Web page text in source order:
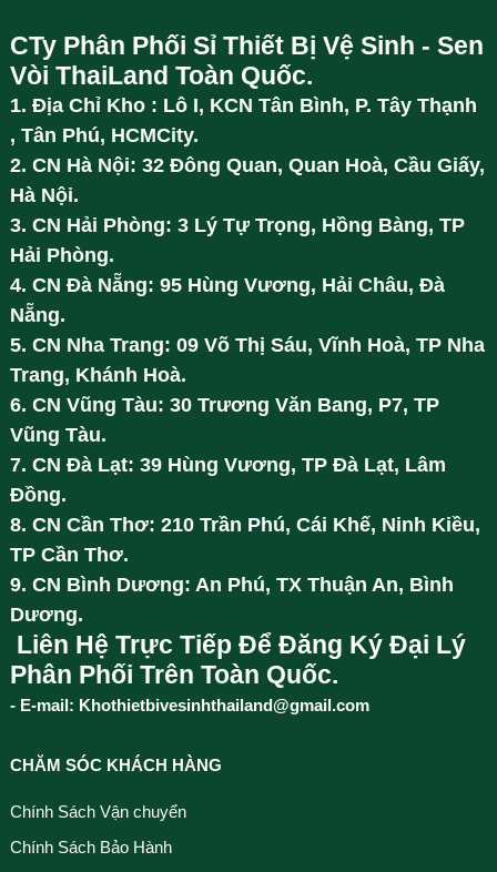
CTy Phân Phối Sỉ Thiết Bị Vệ Sinh - Sen
Vòi ThaiLand Toàn Quốc.
1. Địa Chỉ Kho : Lô I, KCN Tân Bình, P. Tây Thạnh
, Tân Phú, HCMCity.
2. CN Hà Nội: 32 Đông Quan, Quan Hoà, Cầu Giấy,
Hà Nội.
3. CN Hải Phòng: 3 Lý Tự Trọng, Hồng Bàng, TP
Hải Phòng.
4. CN Đà Nẵng: 95 Hùng Vương, Hải Châu, Đà
Nẵng.
5. CN Nha Trang: 09 Võ Thị Sáu, Vĩnh Hoà, TP Nha
Trang, Khánh Hoà.
6. CN Vũng Tàu: 30 Trương Văn Bang, P7, TP
Vũng Tàu.
7. CN Đà Lạt: 39 Hùng Vương, TP Đà Lạt, Lâm
Đồng.
8. CN Cần Thơ: 210 Trần Phú, Cái Khế, Ninh Kiều,
TP Cần Thơ.
9. CN Bình Dương: An Phú, TX Thuận An, Bình
Dương.
Liên Hệ Trực Tiếp Để Đăng Ký Đại Lý
Phân Phối Trên Toàn Quốc.
- E-mail: Khothietbivesinhthailand@gmail.com
CHĂM SÓC KHÁCH HÀNG
Chính Sách Vận chuyển
Chính Sách Bảo Hành